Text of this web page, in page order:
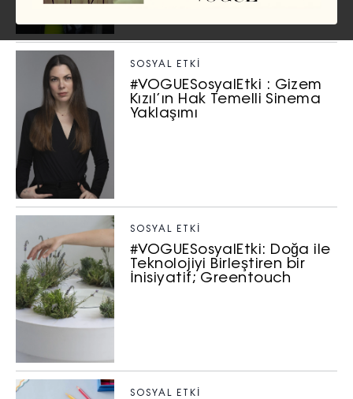
SOSYAL ETKI
#VOGUESosyalEtki : Gizem
Kızıl’ın Hak Temelli Sinema
Yaklaşımı
SOSYAL ETKI
#VOGUESosyalEtki: Doğa ile
Teknolojiyi Birleştiren bir
İnisiyatif; Greentouch
SOSYAL ETKI